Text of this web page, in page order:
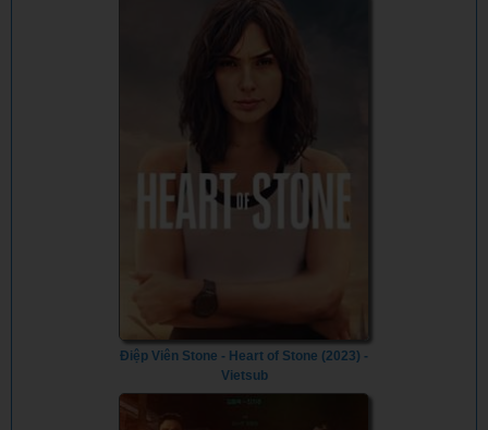
Điệp Viên Stone - Heart of Stone (2023) -
Vietsub